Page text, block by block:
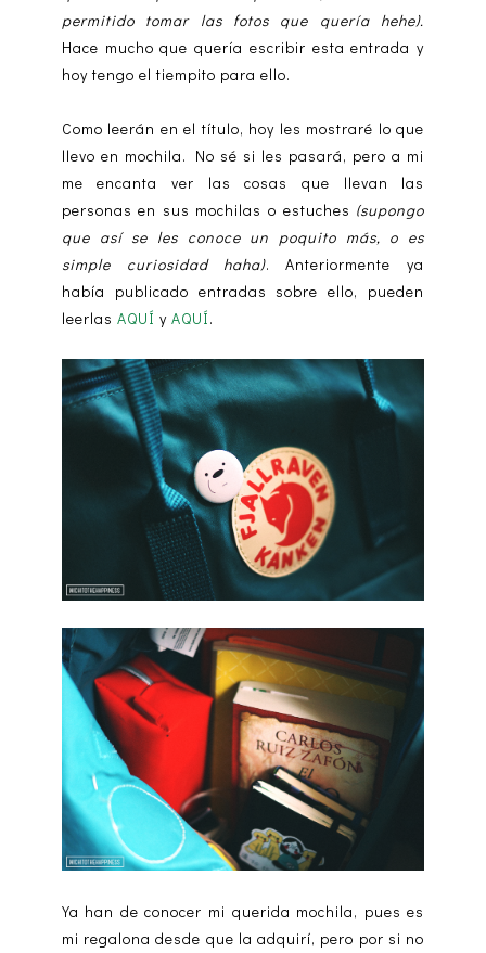
permitido tomar las fotos que quería hehe).
Hace mucho que quería escribir esta entrada y
hoy tengo el tiempito para ello.
Como leerán en el título, hoy les mostraré lo que
llevo en mochila. No sé si les pasará, pero a mi
me encanta ver las cosas que llevan las
personas en sus mochilas o estuches (supongo
que así se les conoce un poquito más, o es
simple curiosidad haha). Anteriormente ya
había publicado entradas sobre ello, pueden
leerlas AQUÍ y AQUÍ.
Ya han de conocer mi querida mochila, pues es
mi regalona desde que la adquirí, pero por si no